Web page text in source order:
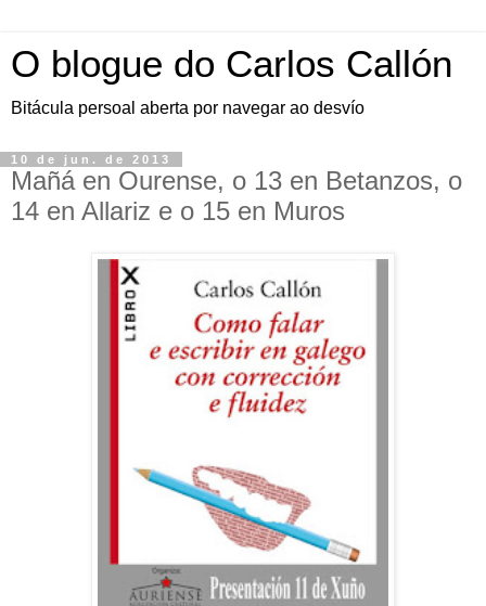
O blogue do Carlos Callón
Bitácula persoal aberta por navegar ao desvío
10 de jun. de 2013
Mañá en Ourense, o 13 en Betanzos, o
14 en Allariz e o 15 en Muros